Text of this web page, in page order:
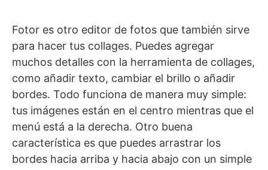
Fotor es otro editor de fotos que también sirve
para hacer tus collages. Puedes agregar
muchos detalles con la herramienta de collages,
como añadir texto, cambiar el brillo o añadir
bordes. Todo funciona de manera muy simple:
tus imágenes están en el centro mientras que el
menú está a la derecha. Otro buena
característica es que puedes arrastrar los
bordes hacia arriba y hacia abajo con un simple